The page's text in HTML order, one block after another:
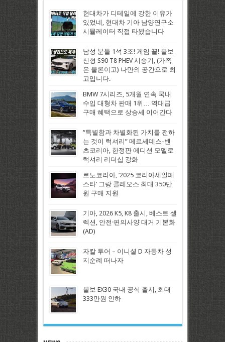
현대차가 디테일에 강한 이유가
있었네, 현대차 기아 남양연구소
시뮬레이터 직접 타봤습니다
남성 분들 1석 3조! 게임 끝! 볼보
신형 S90 T8 PHEV 시승기, (가족
은 물론이고) 나만의 공간으로 최
고입니다.
BMW 7시리즈, 5개월 연속 국내
수입 대형차 판매 1위… 역대급
구매 혜택으로 상승세 이어간다
“특별함과 차별화된 가치를 전하
는 것이 럭셔리” 메르세데스-벤
츠코리아, 한정판 에디션 모델로
럭셔리 리더십 강화
르노코리아, ‘2025 코리아세일페
스타’ 그랑 콜레오스 최대 350만
원 구매 지원
기아, 2026 K5, K8 출시, 베스트 셀
렉션, 안전·편의사양 대거 기본화
(AD)
자칼 투어 – 이니셜 D 자동차 성
지순례 떠나자
볼보 EX30 국내 공식 출시, 최대
333만원 인하